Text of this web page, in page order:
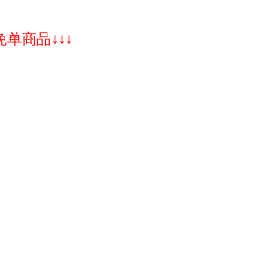
单商品↓↓↓